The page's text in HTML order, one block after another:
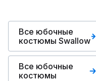
Все юбочные
костюмы Swallow
Все юбочные
костюмы